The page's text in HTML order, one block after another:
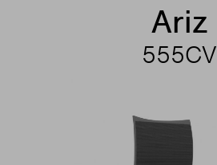
Ariz
555CV